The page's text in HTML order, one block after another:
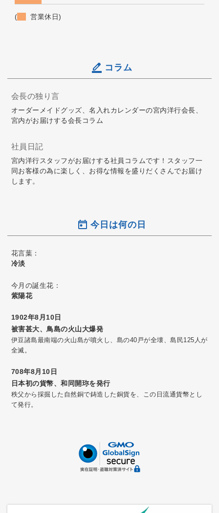
( 営業休日)
コラム
会長の独り言
オーダーメイドグッズ、名入れカレンダーの宮内洋行会長、
宮内がお届けする会長コラム
社員日記
宮内洋行スタッフがお届けする社員コラムです！スタッフ一
同お客様の為に楽しく、お得な情報を盛りだくさんでお届け
します。
今日は何の日
花言葉：
冷淡
今月の誕生花：
紫陽花
1902年8月10日
被害甚大、鳥島の火山大爆発
伊豆諸島最南端の火山島が噴火し、島の40戸が全壊、島民125人が
全滅。
708年8月10日
日本初の貨幣、和同開珎を発行
秩父から採掘した自然銅で鋳造した銅貨を、この日流通貨幣とし
て発行。